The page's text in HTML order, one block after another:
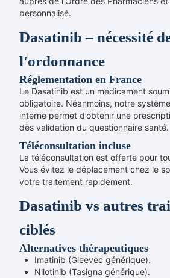
personnalisé.
Dasatinib – nécessité
l'ordonnance
Réglementation en France
Le Dasatinib est un médicament
obligatoire. Néanmoins, notre
interne permet d’obtenir une
dès validation du questionnaire santé.
Téléconsultation incluse
La téléconsultation est offerte pour
Vous évitez le déplacement chez le
votre traitement rapidement.
Dasatinib vs autres
ciblés
Alternatives thérapeutiques
Imatinib (Gleevec générique).
Nilotinib (Tasigna générique).